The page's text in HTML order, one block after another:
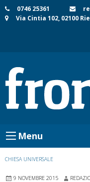
Skip
to
0746 25361
Via Cintia 102, 02100
Menu
CHIESA UNIVERSALE
9 NOVEMBRE 2015